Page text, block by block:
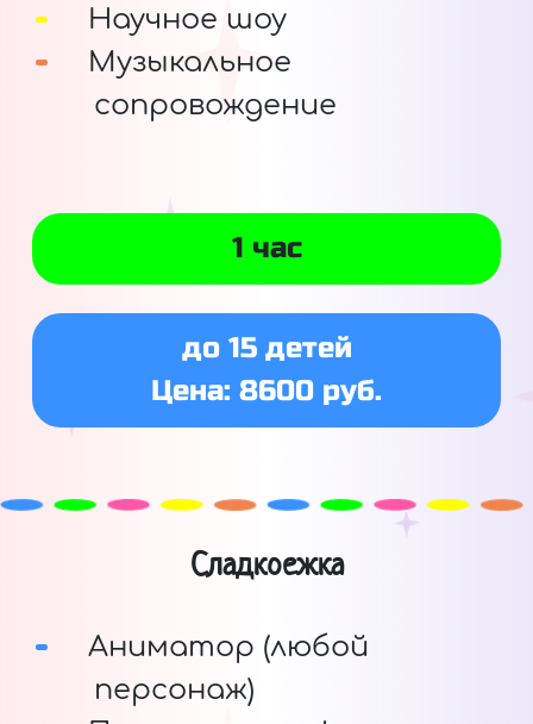
Научное шоу
Музыкальное
сопровождение
1 час
до 15 детей
Цена: 8600 руб.
Сладкоежка
Аниматор (любой
персонаж)